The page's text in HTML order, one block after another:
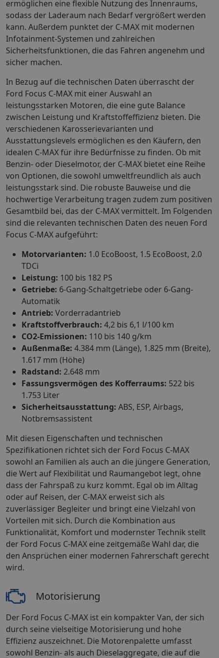
ermöglichen eine flexible Nutzung des Innenraums,
sodass der Laderaum nach Bedarf vergrößert werden
kann. Außerdem punktet der C-MAX mit modernen
Infotainment-Systemen und zahlreichen
Sicherheitsfunktionen, die das Fahren angenehm und
sicher machen.
In Bezug auf die technischen Daten überrascht der
Ford Focus C-MAX mit einer Auswahl an
leistungsstarken Motoren, die eine gute Balance
zwischen Leistung und Kraftstoffeffizienz bieten. Die
verschiedenen Karosserievarianten und
Ausstattungslevels ermöglichen es den Käufern, den
idealen C-MAX für ihre Bedürfnisse zu finden. Ob mit
Benzin- oder Dieselmotor, der C-MAX bietet eine Reihe
von Optionen, die sowohl umweltfreundlich als auch
leistungsstark sind. Die robuste Bauweise und die
hochwertige Verarbeitung tragen zudem zum positiven
Gesamtbild bei, das der C-MAX vermittelt. Im Folgenden
sind die relevanten technischen Daten des neuen Ford
Focus C-MAX aufgeführt:
Motorvarianten: 1.0 EcoBoost, 1.5 EcoBoost, 2.0
TDCi
Leistung: 100 bis 182 PS
Getriebe: 6-Gang-Schaltgetriebe oder 6-Gang-
Automatik
Antrieb: Vorderradantrieb
Kraftstoffverbrauch: 4,2 bis 6,1 l/100 km
CO2-Emissionen: 110 bis 140 g/km
Außenmaße: 4.384 mm (Länge), 1.825 mm (Breite),
1.617 mm (Höhe)
Radstand: 2.648 mm
Fassungsvermögen des Kofferraums: 522 bis
1.753 Liter
Sicherheitsausstattung: ABS, ESP, Airbags,
Notbremsassistent
Mit diesen Eigenschaften und technischen
Spezifikationen richtet sich der Ford Focus C-MAX
sowohl an Familien als auch an die jüngere Generation,
die Wert auf Flexibilität und Raumangebot legt, ohne
dass der Fahrspaß zu kurz kommt. Egal ob im Alltag
oder auf Reisen, der C-MAX erweist sich als
zuverlässiger Begleiter und bringt eine Vielzahl von
Vorteilen mit sich. Durch die Kombination aus
Funktionalität, Komfort und modernster Technik stellt
der Ford Focus C-MAX eine zeitgemäße Wahl dar, die
den Ansprüchen einer modernen Fahrerschaft gerecht
wird.
Motorisierung
Der Ford Focus C-MAX ist ein kompakter Van, der sich
durch seine vielseitige Motorisierung und hohe
Effizienz auszeichnet. Die Motorenpalette umfasst
sowohl Benzin- als auch Dieselaggregate, die auf die